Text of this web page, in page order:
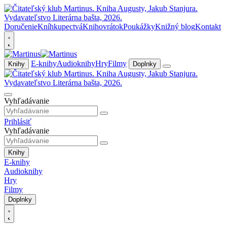
DoručenieKníhkupectváKnihovrátokPoukážkyKnižný blogKontakt
Knihy E-knihyAudioknihyHryFilmy Doplnky
Vyhľadávanie
Prihlásiť
Vyhľadávanie
Knihy
E-knihy
Audioknihy
Hry
Filmy
Doplnky